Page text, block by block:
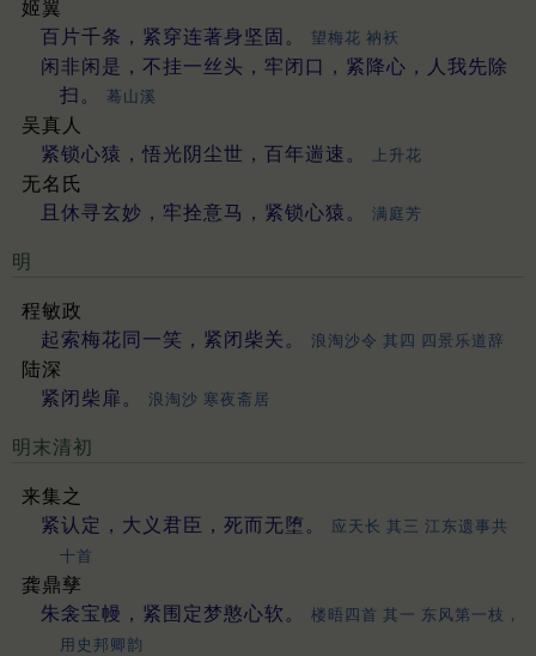
姬翼
百片千条，紧穿连著身坚固。
望梅花 衲袄
闲非闲是，不挂一丝头，牢闭口，紧降心，人我先除
扫。
蓦山溪
吴真人
紧锁心猿，悟光阴尘世，百年遄速。
上升花
无名氏
且休寻玄妙，牢拴意马，紧锁心猿。
满庭芳
明
程敏政
起索梅花同一笑，紧闭柴关。
浪淘沙令 其四 四景乐道辞
陆深
紧闭柴扉。
浪淘沙 寒夜斋居
明末清初
来集之
紧认定，大义君臣，死而无堕。
应天长 其三 江东遗事共
十首
龚鼎孳
朱衾宝幔，紧围定梦憨心软。
楼晤四首 其一 东风第一枝，
用史邦卿韵